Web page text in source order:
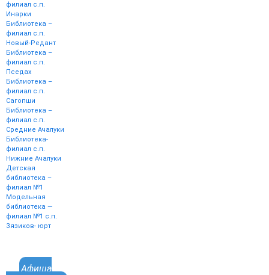
филиал с.п.
Инарки
Библиотека –
филиал с.п.
Новый-Редант
Библиотека –
филиал с.п.
Пседах
Библиотека –
филиал с.п.
Сагопши
Библиотека –
филиал с.п.
Средние Ачалуки
Библиотека-
филиал с.п.
Нижние Ачалуки
Детская
библиотека –
филиал №1
Модельная
библиотека —
филиал №1 с.п.
Зязиков- юрт
Афиша